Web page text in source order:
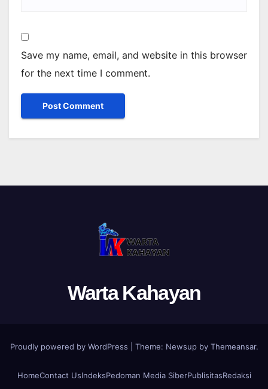
Save my name, email, and website in this browser
for the next time I comment.
Warta Kahayan
Proudly powered by WordPress Theme: Newsup by Themeansar.
HomeContact UsIndeksPedoman Media SiberPublisitasRedaksi